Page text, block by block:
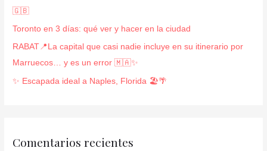
:
🇬🇧
Toronto en 3 días: qué ver y hacer en la ciudad
RABAT📍La capital que casi nadie incluye en su itinerario por
Marruecos… y es un error 🇲🇦✨
✨ Escapada ideal a Naples, Florida 🏖️🌴
Comentarios recientes